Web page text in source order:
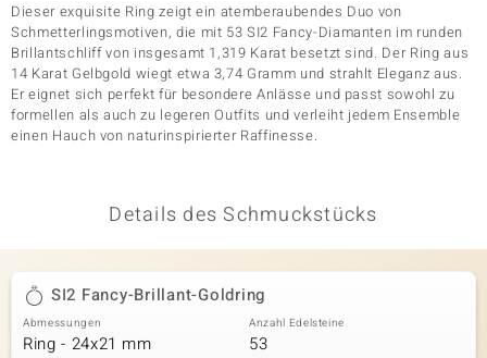
Classics
Dieser exquisite Ring zeigt ein atemberaubendes Duo von
Schmetterlingsmotiven, die mit 53 SI2 Fancy-Diamanten im runden
Brillantschliff von insgesamt 1,319 Karat besetzt sind. Der Ring aus
14 Karat Gelbgold wiegt etwa 3,74 Gramm und strahlt Eleganz aus.
Er eignet sich perfekt für besondere Anlässe und passt sowohl zu
formellen als auch zu legeren Outfits und verleiht jedem Ensemble
einen Hauch von naturinspirierter Raffinesse.
Details des Schmuckstücks
SI2 Fancy-Brillant-Goldring
Abmessungen
Ring - 24x21 mm
Anzahl Edelsteine
53